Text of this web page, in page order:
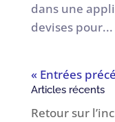
dans une
devises pour...
« Entrées
Articles récents
Retour sur